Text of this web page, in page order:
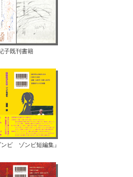
子既刊書籍
ビ ゾンビ短編集』